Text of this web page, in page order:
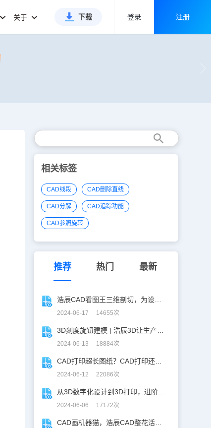
关于 下载 登录 注册
相关标签
CAD线段 CAD删除直线
CAD分解 CAD追踪功能
CAD参照旋转
推荐 热门 最新
2024-06-17 14655次
2024-06-13 18884次
2024-06-12 22086次
2024-06-06 17172次